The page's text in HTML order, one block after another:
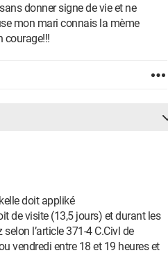
donner signe de vie et ne
mon mari connais la mème
courage!!!
doit appliké
de visite (13,5 jours) et durant les
l’article 371-4 C.Civl de
vendredi entre 18 et 19 heures et